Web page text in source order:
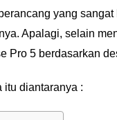
yang
Apalagi, selain
Pro 5 berdasarkan
itu diantaranya :